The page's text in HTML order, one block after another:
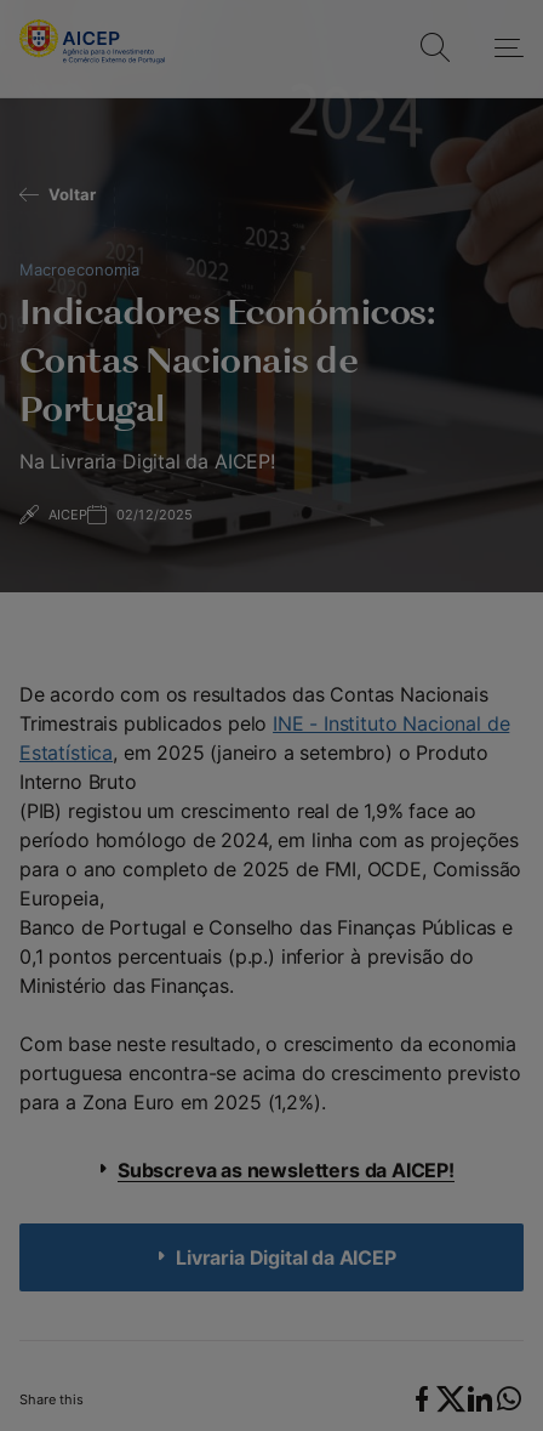
Voltar
Macroeconomia
Indicadores Económicos:
Contas Nacionais de
Portugal
Na Livraria Digital da AICEP!
AICEP 02/12/2025
Share this
De acordo com os resultados das Contas Nacionais
Trimestrais publicados pelo INE - Instituto Nacional de
Estatística, em 2025 (janeiro a setembro) o Produto
Interno Bruto
(PIB) registou um crescimento real de 1,9% face ao
período homólogo de 2024, em linha com as projeções
para o ano completo de 2025 de FMI, OCDE, Comissão
Europeia,
Banco de Portugal e Conselho das Finanças Públicas e
0,1 pontos percentuais (p.p.) inferior à previsão do
Ministério das Finanças.
Com base neste resultado, o crescimento da economia
portuguesa encontra-se acima do crescimento previsto
para a Zona Euro em 2025 (1,2%).
Subscreva as newsletters da AICEP!
Livraria Digital da AICEP